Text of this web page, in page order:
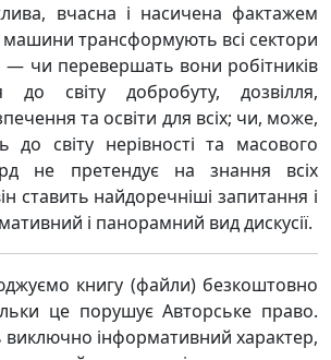
вчасна і насичена фактажем
машини трансформують всі сектори
— чи перевершать вони робітників
до світу добробуту, дозвілля,
та освіти для всіх; чи, може,
до світу нерівності та масового
не претендує на знання всіх
ставить найдоречніші запитання і
і панорамний вид дискусії.
книгу (файли) безкоштовно
це порушує Авторське право.
інформативний характер,